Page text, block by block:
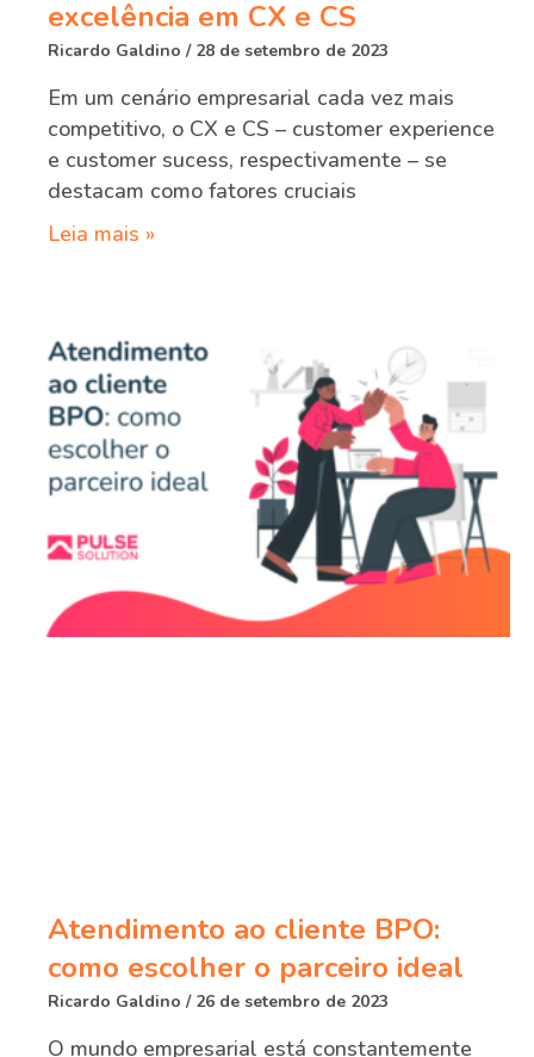
excelência em CX e CS
Ricardo Galdino 28 de setembro de 2023
Em um cenário empresarial cada vez mais
competitivo, o CX e CS – customer experience
e customer sucess, respectivamente – se
destacam como fatores cruciais
Leia mais »
Atendimento ao cliente BPO:
como escolher o parceiro ideal
Ricardo Galdino 26 de setembro de 2023
O mundo empresarial está constantemente